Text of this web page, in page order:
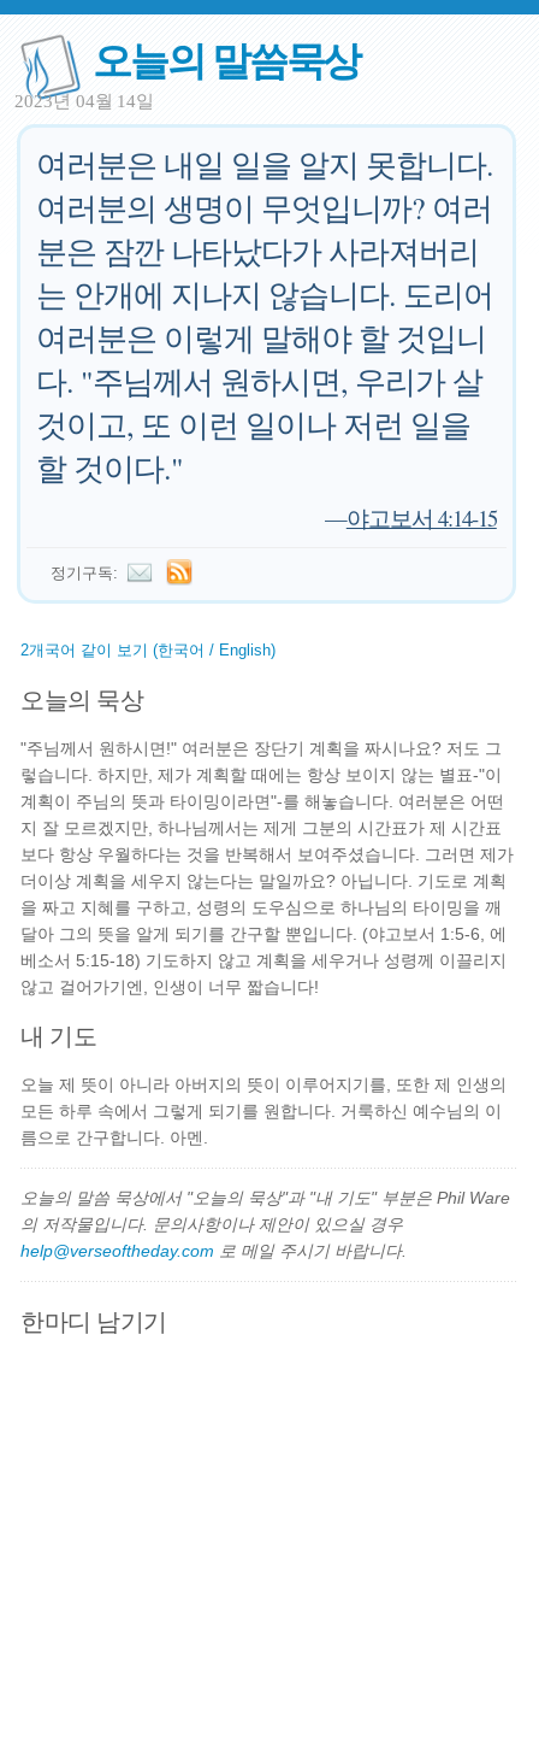
오늘의 말씀묵상
2023년 04월 14일
여러분은 내일 일을 알지 못합니다.
여러분의 생명이 무엇입니까? 여러
분은 잠깐 나타났다가 사라져버리
는 안개에 지나지 않습니다. 도리어
여러분은 이렇게 말해야 할 것입니
다. "주님께서 원하시면, 우리가 살
것이고, 또 이런 일이나 저런 일을
할 것이다."
—야고보서 4:14-15
정기구독:
2개국어 같이 보기 (한국어 / English)
오늘의 묵상
"주님께서 원하시면!" 여러분은 장단기 계획을 짜시나요? 저도 그
렇습니다. 하지만, 제가 계획할 때에는 항상 보이지 않는 별표-"이
계획이 주님의 뜻과 타이밍이라면"-를 해놓습니다. 여러분은 어떤
지 잘 모르겠지만, 하나님께서는 제게 그분의 시간표가 제 시간표
보다 항상 우월하다는 것을 반복해서 보여주셨습니다. 그러면 제가
더이상 계획을 세우지 않는다는 말일까요? 아닙니다. 기도로 계획
을 짜고 지혜를 구하고, 성령의 도우심으로 하나님의 타이밍을 깨
달아 그의 뜻을 알게 되기를 간구할 뿐입니다. (야고보서 1:5-6, 에
베소서 5:15-18) 기도하지 않고 계획을 세우거나 성령께 이끌리지
않고 걸어가기엔, 인생이 너무 짧습니다!
내 기도
오늘 제 뜻이 아니라 아버지의 뜻이 이루어지기를, 또한 제 인생의
모든 하루 속에서 그렇게 되기를 원합니다. 거룩하신 예수님의 이
름으로 간구합니다. 아멘.
오늘의 말씀 묵상에서 "오늘의 묵상"과 "내 기도" 부분은 Phil Ware
의 저작물입니다. 문의사항이나 제안이 있으실 경우
help@verseoftheday.com 로 메일 주시기 바랍니다.
한마디 남기기